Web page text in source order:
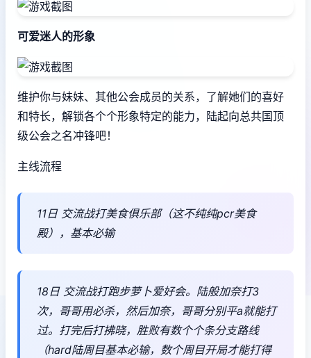
可爱迷人的形象
维护你与妹妹、其他公会成员的关系，了解她们的喜好
和特长，解锁各个个形象特定的能力，陆起向总共国顶
级公会之名冲锋吧！
主线流程
11日 交流战打美食俱乐部（这不纯纯pcr美食
殿），基本必输
18日 交流战打跑步萝卜爱好会。陆般加奈打3
次，哥哥用必杀，然后加奈，哥哥分别平a就能打
过。打完后打拂晓，胜败有数个个条分支路线
（hard陆周目基本必输，数个周目开局才能打得